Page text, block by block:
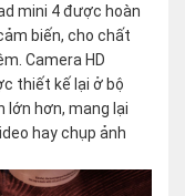
mini 4 được hoàn
biến, cho chất
Camera HD
thiết kế lại ở bộ
lớn hơn, mang lại
hay chụp ảnh